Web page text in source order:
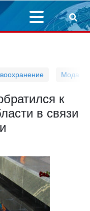
Мода
к
в связи